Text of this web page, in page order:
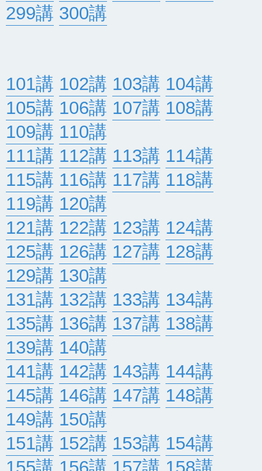
299講 300講
101講 102講 103講 104講
105講 106講 107講 108講
109講 110講
111講 112講 113講 114講
115講 116講 117講 118講
119講 120講
121講 122講 123講 124講
125講 126講 127講 128講
129講 130講
131講 132講 133講 134講
135講 136講 137講 138講
139講 140講
141講 142講 143講 144講
145講 146講 147講 148講
149講 150講
151講 152講 153講 154講